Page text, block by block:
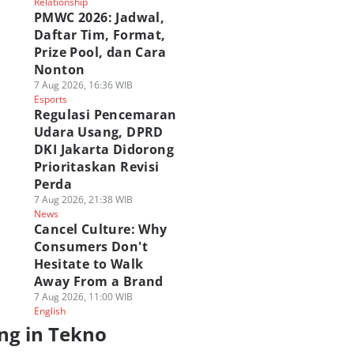
PMWC 2026: Jadwal,
Daftar Tim, Format,
Prize Pool, dan Cara
Nonton
7 Aug 2026, 16:36 WIB
Esports
Regulasi Pencemaran
Udara Usang, DPRD
DKI Jakarta Didorong
Prioritaskan Revisi
Perda
7 Aug 2026, 21:38 WIB
News
Cancel Culture: Why
Consumers Don't
Hesitate to Walk
Away From a Brand
7 Aug 2026, 11:00 WIB
English
in Tekno